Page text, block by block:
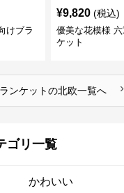
けブラ
¥9,820 (税込)
優美な花模様
ケット
ンケットの北欧一覧へ ›
ゴリ一覧
かわいい